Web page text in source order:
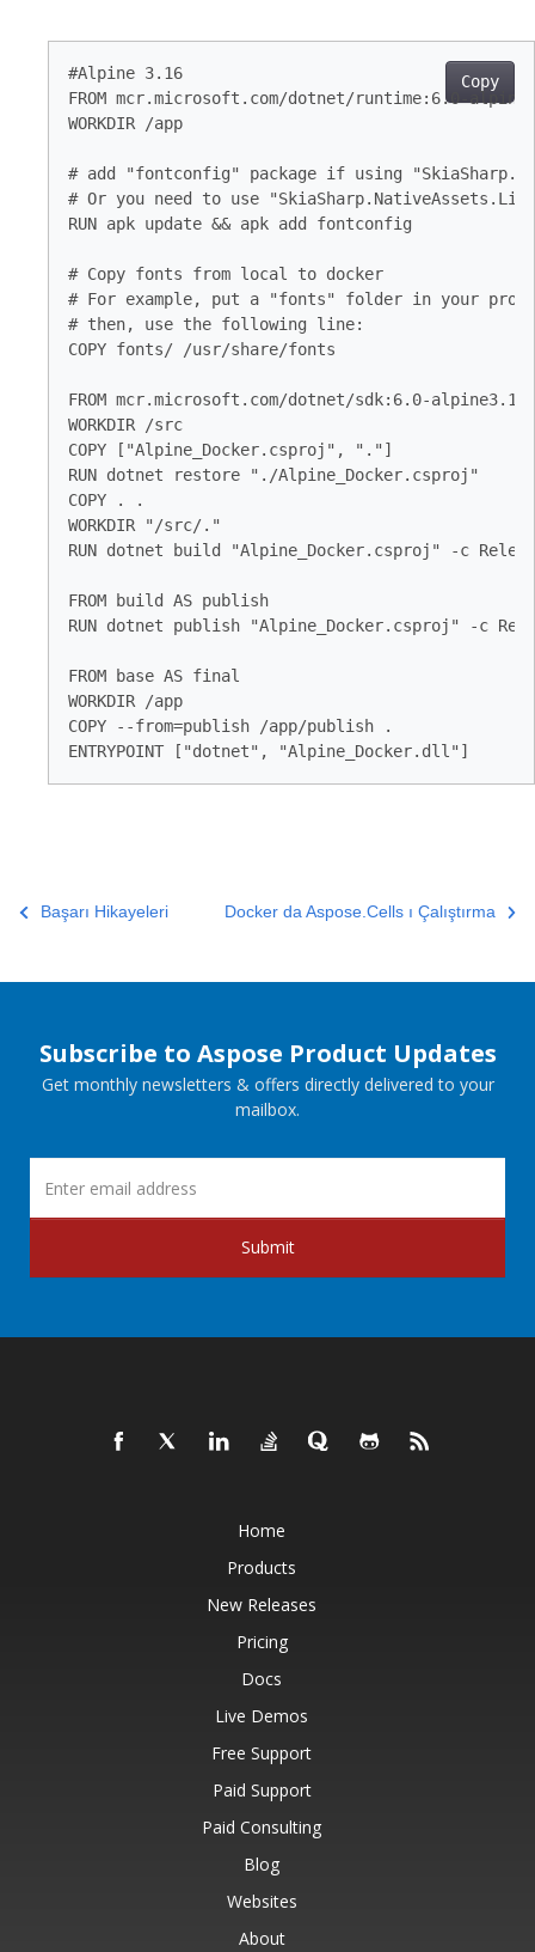
Copy
#Alpine 3.16
FROM mcr.microsoft.com/dotnet/runtime:6.0-
WORKDIR /app
# add "fontconfig" package if using
# Or you need to use
RUN apk update && apk add fontconfig
# Copy fonts from local to docker
# For example, put a "fonts" folder in your
# then, use the following line:
COPY fonts/ /usr/share/fonts
FROM mcr.microsoft.com/dotnet/sdk:6.0-
WORKDIR /src
COPY ["Alpine_Docker.csproj", "."]
RUN dotnet restore "./Alpine_Docker.csproj"
COPY . .
WORKDIR "/src/."
RUN dotnet build "Alpine_Docker.csproj" -c
FROM build AS publish
RUN dotnet publish "Alpine_Docker.csproj" -c
FROM base AS final
WORKDIR /app
COPY --from=publish /app/publish .
ENTRYPOINT ["dotnet", "Alpine_Docker.dll"]
Başarı Hikayeleri Docker da Aspose.Cells ı Çalıştırma
Subscribe to Aspose Product Updates
Get monthly newsletters & offers directly delivered to your
mailbox.
Submit
Home
Products
New Releases
Pricing
Docs
Live Demos
Free Support
Paid Support
Paid Consulting
Blog
Websites
About